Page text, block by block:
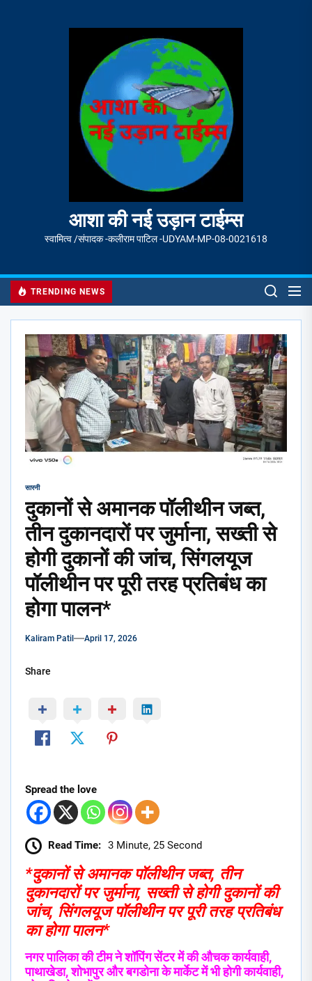
आशा की नई उड़ान टाईम्स
स्वामित्व /संपादक -कलीराम पाटिल -UDYAM-MP-08-0021618
TRENDING NEWS
सारनी
दुकानों से अमानक पॉलीथीन जब्त,
तीन दुकानदारों पर जुर्माना, सख्ती से
होगी दुकानों की जांच, सिंगलयूज
पॉलीथीन पर पूरी तरह प्रतिबंध का
होगा पालन*
Kaliram Patil April 17, 2026
Share
Spread the love
Read Time: 3 Minute, 25 Second
*दुकानों से अमानक पॉलीथीन जब्त, तीन
दुकानदारों पर जुर्माना, सख्ती से होगी दुकानों की
जांच, सिंगलयूज पॉलीथीन पर पूरी तरह प्रतिबंध
का होगा पालन*
नगर पालिका की टीम ने शॉपिंग सेंटर में की औचक कार्यवाही,
पाथाखेडा, शोभापुर और बगडोना के मार्केट में भी होगी कार्यवाही,